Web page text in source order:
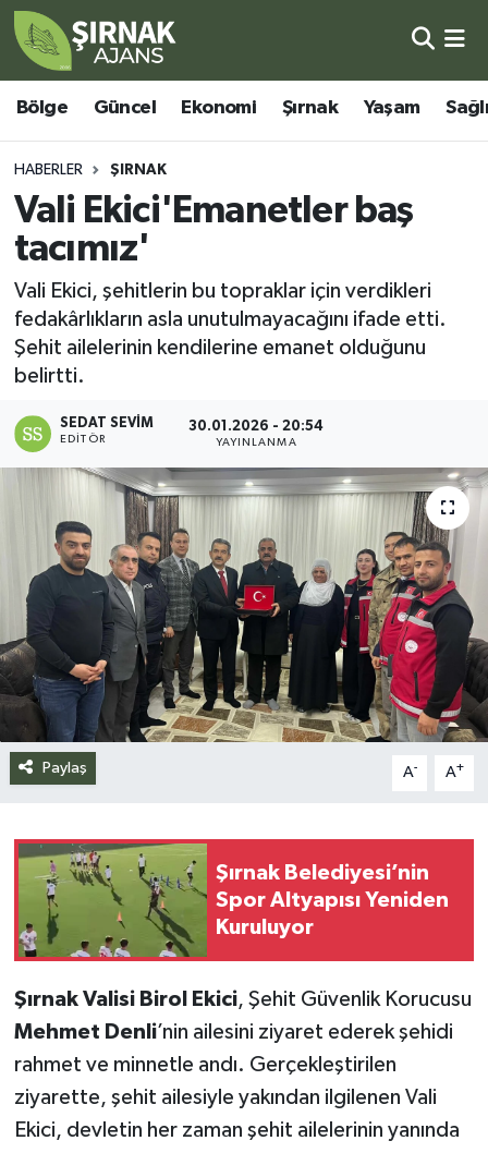
Bölge Güncel Ekonomi Şırnak Yaşam
HABERLER ŞIRNAK
Vali Ekici'Emanetler baş
tacımız'
Vali Ekici, şehitlerin bu topraklar için verdikleri
fedakârlıkların asla unutulmayacağını ifade etti.
Şehit ailelerinin kendilerine emanet olduğunu
belirtti.
SEDAT SEVIM
EDITÖR
30.01.2026 - 20:54
YAYINLANMA
Paylaş A- A+
Şırnak Belediyesi’nin
Spor Altyapısı Yeniden
Kuruluyor
Şırnak Valisi Birol Ekici, Şehit Güvenlik Korucusu
Mehmet Denli’nin ailesini ziyaret ederek şehidi
rahmet ve minnetle andı. Gerçekleştirilen
ziyarette, şehit ailesiyle yakından ilgilenen Vali
Ekici, devletin her zaman şehit ailelerinin yanında
Bölge
Güncel
Ekonomi
Şırnak
Yaşam
Sağlık
Eğitim
Kültür - Sanat
Siyaset
Spor
Teknoloji
Yazarlar
Şırnak Nöbetçi Eczaneler
Şırnak Hava Durumu
Şirnak Namaz Vakitleri
Şırnak Trafik Yoğunluk Haritası
Süper Lig Puan Durumu ve Fikstür
Tüm Manşetler
Son Dakika Haberleri
Haber Arşivi